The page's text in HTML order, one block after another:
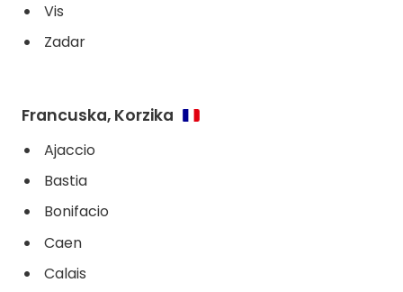
Vis
Zadar
Francuska, Korzika
Ajaccio
Bastia
Bonifacio
Caen
Calais